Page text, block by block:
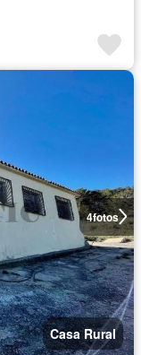
4fotos
Casa Rural